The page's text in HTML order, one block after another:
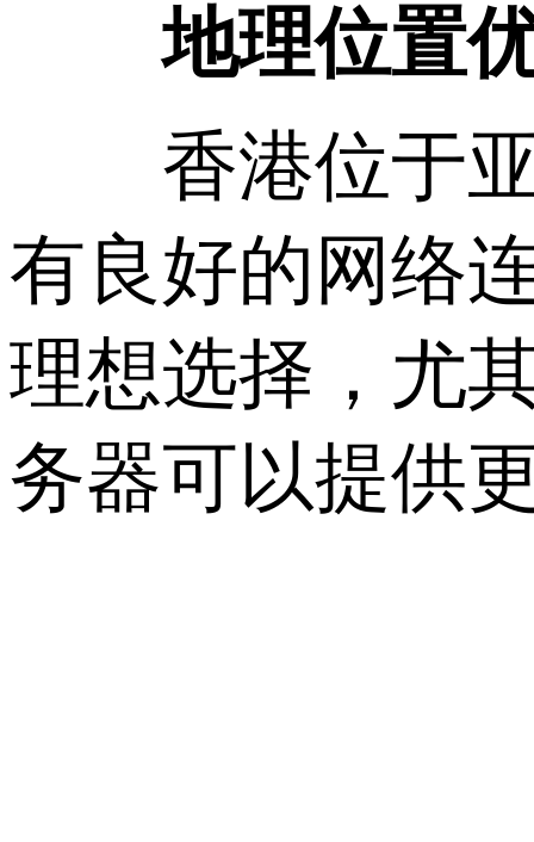
地理位置
香港位于亚
有良好的网络
理想选择，尤
务器可以提供